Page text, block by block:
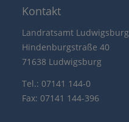
Kontakt
Landratsamt Ludwigsburg
Hindenburgstraße 40
71638 Ludwigsburg
Tel.: 07141 144-0
Fax: 07141 144-396